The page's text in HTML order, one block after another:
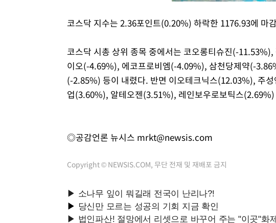
코스닥 지수는 2.36포인트(0.20%) 하락한 1176.93에 마
코스닥 시총 상위 종목 중에서는 코오롱티슈진(-
이오(-4.69%), 에코프로비엠(-4.09%), 삼천당제약(-
(-2.85%) 등이 내렸다. 반면 이오테크닉스(12.03%), 주
업(3.60%), 알테오젠(3.51%), 레인보우로보틱스
◎공감언론 뉴시스 mrkt@newsis.com
Copyright © NEWSIS.COM, 무단 전재 및 재배포 금지